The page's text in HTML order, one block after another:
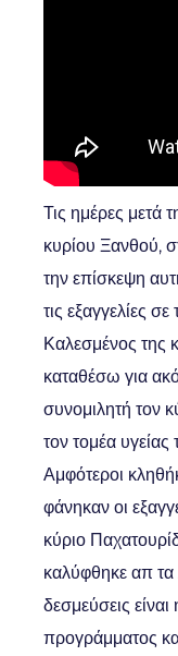
Τις ημέρες μετά
κυρίου Ξανθού,
την επίσκεψη
τις εξαγγελίες
Καλεσμένος της
καταθέσω για
συνομιλητή τον
τον τομέα
Αμφότεροι
φάνηκαν οι
κύριο
καλύφθηκε απ
δεσμεύσεις
προγράμματος